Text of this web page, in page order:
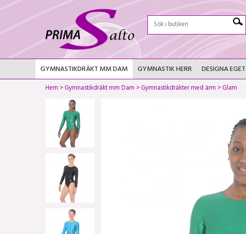
GYMNASTIKDRÄKT MM DAM GYMNASTIK HERR DESIGNA EGET
Hem >Gymnastikdräkt mm Dam >Gymnastikdräkter med ärm >Glam